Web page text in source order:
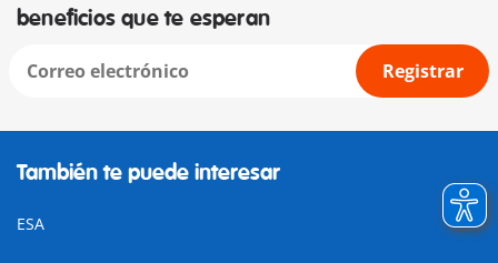
beneficios que te esperan
Registrar
También te puede interesar
ESA